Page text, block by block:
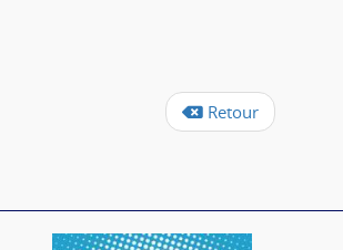
Retour